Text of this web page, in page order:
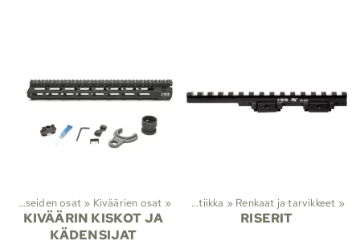
Aseiden osat ‪» Kiväärien osat ‪»
KIVÄÄRIN KISKOT JA
KÄDENSIJAT
Lajit‪»Viranomaistuotteet Optiikka ‪» Renkaat ja tarvikkeet ‪»
RISERIT